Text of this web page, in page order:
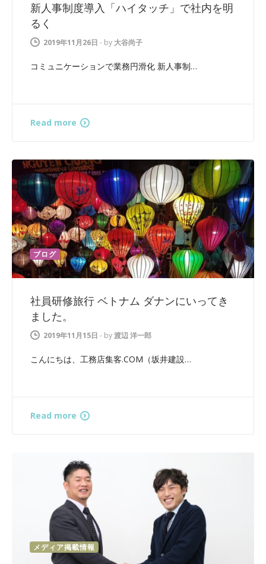
新人事制度導入「ハイタッチ」で社内を明
るく
2019年11月26日 - by 大谷尚子
コミュニケーションで業務円滑化 新人事制…
Read more
ブログ
社員研修旅行 ベトナム ダナンにいってき
ました。
2019年11月15日 - by渡辺 洋一郎
こんにちは、工務店集客.COM（坂井建設…
Read more
メディア掲載情報